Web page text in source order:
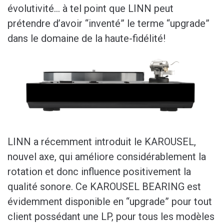
évolutivité… à tel point que LINN peut
prétendre d’avoir “inventé” le terme “upgrade”
dans le domaine de la haute-fidélité!
LINN a récemment introduit le KAROUSEL,
nouvel axe, qui améliore considérablement la
rotation et donc influence positivement la
qualité sonore. Ce KAROUSEL BEARING est
évidemment disponible en “upgrade” pour tout
client possédant une LP, pour tous les modèles